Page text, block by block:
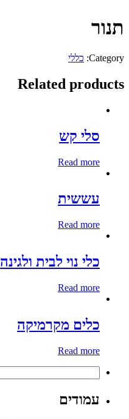
תנור
Category: כללי
Related products
סלי קש
Read more
עששית
Read more
כלי נוי לבית ולגינה
Read more
כלים מקרמיקה
Read more
עמודים